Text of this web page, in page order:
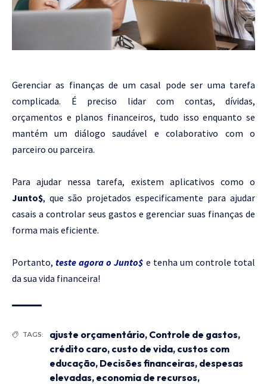
Gerenciar as finanças de um casal pode ser uma tarefa
complicada. É preciso lidar com contas, dívidas,
orçamentos e planos financeiros, tudo isso enquanto se
mantém um diálogo saudável e colaborativo com o
parceiro ou parceira.
Para ajudar nessa tarefa, existem aplicativos como o
Junto$, que são projetados especificamente para ajudar
casais a controlar seus gastos e gerenciar suas finanças de
forma mais eficiente.
Portanto,teste agora o Junto$ e tenha um controle total
da sua vida financeira!
TAGS: ajuste orçamentário, Controle de gastos,
crédito caro, custo de vida, custos com
educação, Decisões financeiras, despesas
elevadas, economia de recursos,